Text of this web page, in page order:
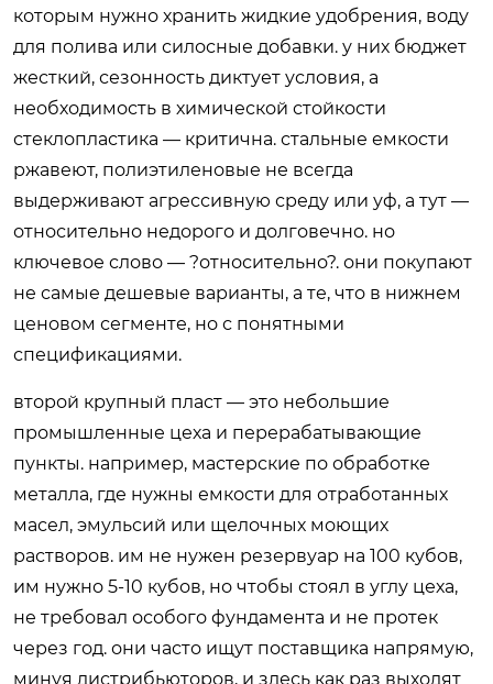
которым нужно хранить жидкие удобрения, воду
для полива или силосные добавки. у них бюджет
жесткий, сезонность диктует условия, а
необходимость в химической стойкости
стеклопластика — критична. стальные емкости
ржавеют, полиэтиленовые не всегда
выдерживают агрессивную среду или уф, а тут —
относительно недорого и долговечно. но
ключевое слово — ?относительно?. они покупают
не самые дешевые варианты, а те, что в нижнем
ценовом сегменте, но с понятными
спецификациями.
второй крупный пласт — это небольшие
промышленные цеха и перерабатывающие
пункты. например, мастерские по обработке
металла, где нужны емкости для отработанных
масел, эмульсий или щелочных моющих
растворов. им не нужен резервуар на 100 кубов,
им нужно 5-10 кубов, но чтобы стоял в углу цеха,
не требовал особого фундамента и не протек
через год. они часто ищут поставщика напрямую,
минуя дистрибьюторов, и здесь как раз выходят